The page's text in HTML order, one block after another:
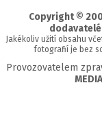
Copyright ©
dodavatelé
Jakékoliv užití obsahu
fotografií je bez
Provozovatelem